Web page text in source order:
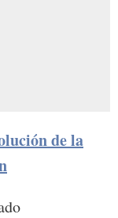
de la